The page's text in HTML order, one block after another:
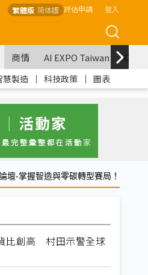
繁體版 简体版 評估申請 登入
商情 AI EXPO Taiwan
慧製造 ｜ 科技政策 ｜ 圖表
壇-掌握智造與零碳轉型賽局！
比創高 村田示警全球